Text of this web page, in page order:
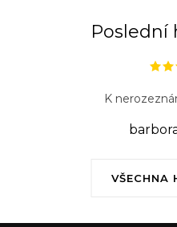
Poslední
VŠECHNA
K